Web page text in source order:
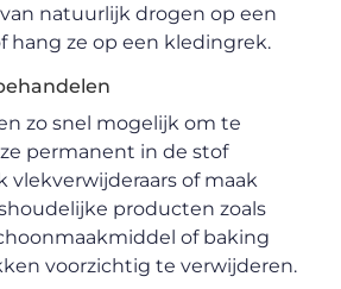
natuurlijk drogen op een
hang ze op een kledingrek.
zo snel mogelijk om te
permanent in de stof
vlekverwijderaars of maak
producten zoals
of baking
voorzichtig te verwijderen.